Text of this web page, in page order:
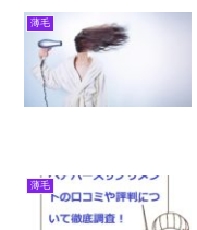
薄毛
薄毛